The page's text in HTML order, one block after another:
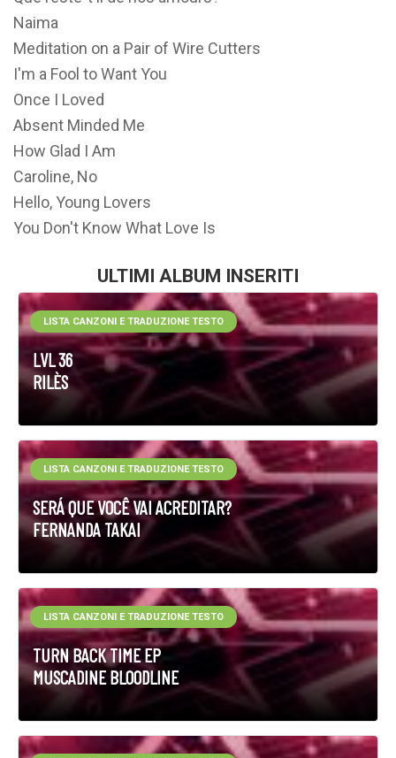
Naima
Meditation on a Pair of Wire Cutters
I'm a Fool to Want You
Once I Loved
Absent Minded Me
How Glad I Am
Caroline, No
Hello, Young Lovers
You Don't Know What Love Is
ULTIMI ALBUM INSERITI
LVL 36
RILÈS
LISTA CANZONI E TRADUZIONE TESTO
SERÁ QUE VOCÊ VAI ACREDITAR?
FERNANDA TAKAI
LISTA CANZONI E TRADUZIONE TESTO
TURN BACK TIME EP
MUSCADINE BLOODLINE
LISTA CANZONI E TRADUZIONE TESTO